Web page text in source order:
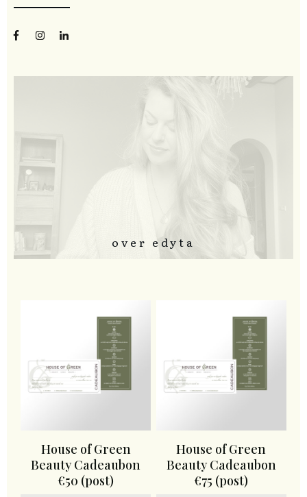
over edyta
House of Green
Beauty Cadeaubon
€50 (post)
House of Green
Beauty Cadeaubon
€75 (post)